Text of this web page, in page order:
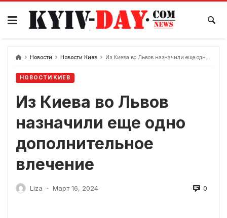
перейти
содержанию
Новости Новости Киев Из Киева во Львов назначили еще одно дополнительное влечение
НОВОСТИ КИЕВ
Из Киева во Львов
назначили еще одно
дополнительное
влечение
Liza - Март 16, 2024 0